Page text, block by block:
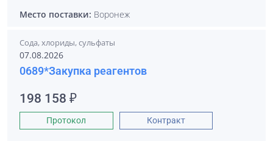
Место поставки: Воронеж
Сода, хлориды, сульфаты
07.08.2026
0689*Закупка реагентов
198 158 ₽
Протокол Контракт